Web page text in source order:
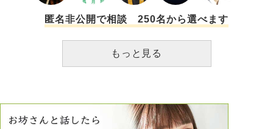
匿名非公開で相談 250名から選べます
もっと見る